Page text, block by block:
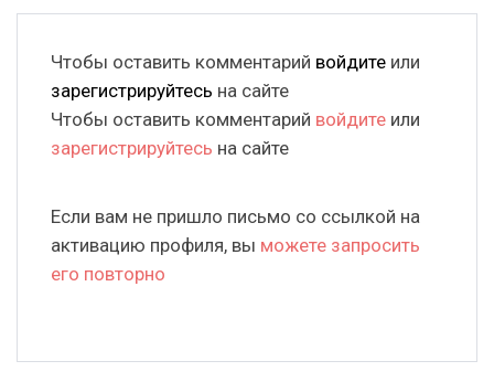
Чтобы оставить комментарий войдите или
зарегистрируйтесь на сайте
Чтобы оставить комментарий войдите или
зарегистрируйтесь на сайте
Если вам не пришло письмо со ссылкой на
активацию профиля, вы можете запросить
его повторно